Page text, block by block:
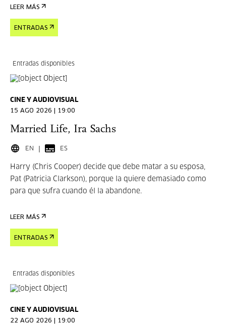
LEER MÁS
ENTRADAS
Entradas disponibles
CINE Y AUDIOVISUAL
15 AGO 2026 | 19:00
Married Life, Ira Sachs
EN ES
Harry (Chris Cooper) decide que debe matar a su esposa,
Pat (Patricia Clarkson), porque la quiere demasiado como
para que sufra cuando él la abandone.
LEER MÁS
ENTRADAS
Entradas disponibles
CINE Y AUDIOVISUAL
22 AGO 2026 | 19:00